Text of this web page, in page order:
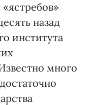
назад
института
много